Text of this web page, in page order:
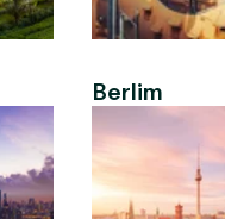
Berlim